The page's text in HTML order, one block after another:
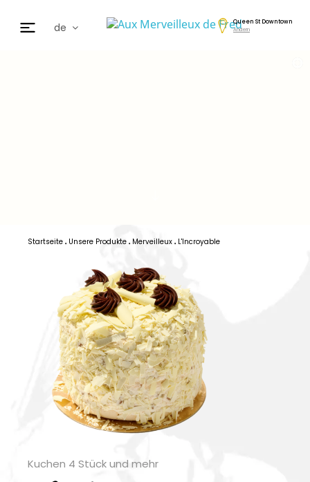
de
Queen St Downtown
Ändern
Startseite Unsere Produkte Merveilleux L'Incroyable
Kuchen 4 Stück und mehr